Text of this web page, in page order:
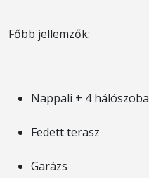
Főbb jellemzők:
Nappali + 4 hálószoba
Fedett terasz
Garázs